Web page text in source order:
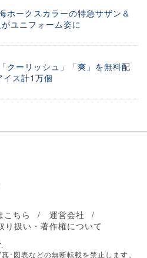
ホークスカラーの特急サザン＆
ユニフォーム姿に
クーリッシュ」「爽」を無料配
ス計1万個
こちら
運営会社
り扱い・著作権について
･図表などの無断転載を禁止します。